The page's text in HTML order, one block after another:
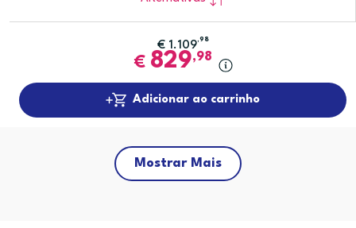
€ 1.109,98
€ 829,98
Adicionar ao carrinho
Mostrar Mais